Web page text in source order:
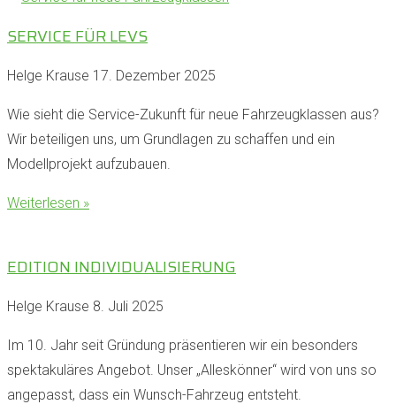
SERVICE FÜR LEVS
Helge Krause 17. Dezember 2025
Wie sieht die Service-Zukunft für neue Fahrzeugklassen aus?
Wir beteiligen uns, um Grundlagen zu schaffen und ein
Modellprojekt aufzubauen.
Weiterlesen »
EDITION INDIVIDUALISIERUNG
Helge Krause 8. Juli 2025
Im 10. Jahr seit Gründung präsentieren wir ein besonders
spektakuläres Angebot. Unser „Alleskönner“ wird von uns so
angepasst, dass ein Wunsch-Fahrzeug entsteht.